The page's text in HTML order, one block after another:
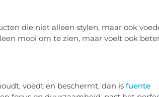
die niet alleen stylen, maar ook
mooi om te zien, maar voelt ook
voedt en beschermt, dan is fuente